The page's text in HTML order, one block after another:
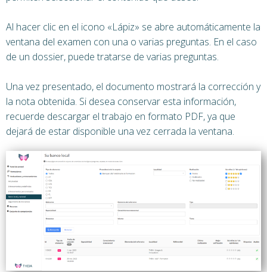
Al hacer clic en el icono «Lápiz» se abre automáticamente la
ventana del examen con una o varias preguntas. En el caso
de un dossier, puede tratarse de varias preguntas.
Una vez presentado, el documento mostrará la corrección y
la nota obtenida. Si desea conservar esta información,
recuerde descargar el trabajo en formato PDF, ya que
dejará de estar disponible una vez cerrada la ventana.